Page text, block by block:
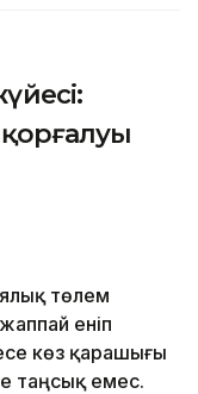
төлем
еніп
көз қарашығы
таңсық емес.